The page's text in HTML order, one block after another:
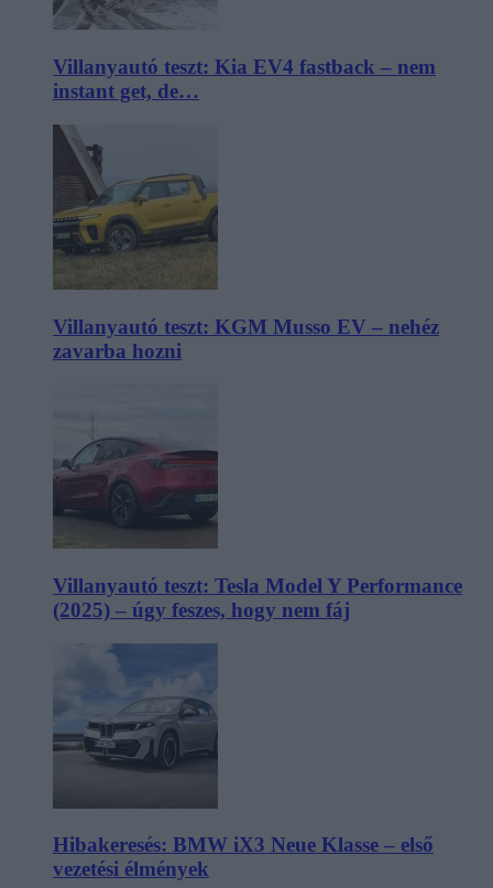
Villanyautó teszt: Kia EV4 fastback – nem
instant get, de…
Villanyautó teszt: KGM Musso EV – nehéz
zavarba hozni
Villanyautó teszt: Tesla Model Y Performance
(2025) – úgy feszes, hogy nem fáj
Hibakeresés: BMW iX3 Neue Klasse – első
vezetési élmények